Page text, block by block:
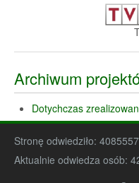
Archiwum
Dotychczas
Stronę odwiedziło: 4085557
Aktualnie odwiedza osób: